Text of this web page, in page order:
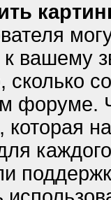
к вашему
сколько
форуме.